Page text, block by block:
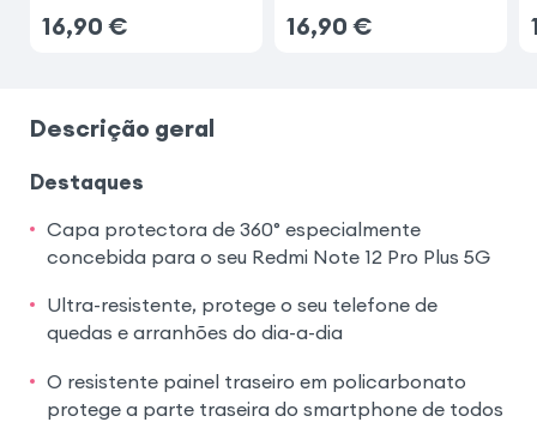
16,90 € 16,90 €
Descrição geral
Destaques
Capa protectora de 360° especialmente
concebida para o seu Redmi Note 12 Pro Plus 5G
Ultra-resistente, protege o seu telefone de
quedas e arranhões do dia-a-dia
O resistente painel traseiro em policarbonato
protege a parte traseira do smartphone de todos